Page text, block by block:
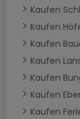
Kaufen
Kaufen
Kaufen
Kaufen
Kaufen
Kaufen
Kaufen